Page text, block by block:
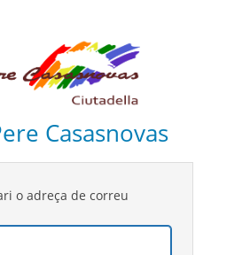
Casasnovas
o adreça de correu